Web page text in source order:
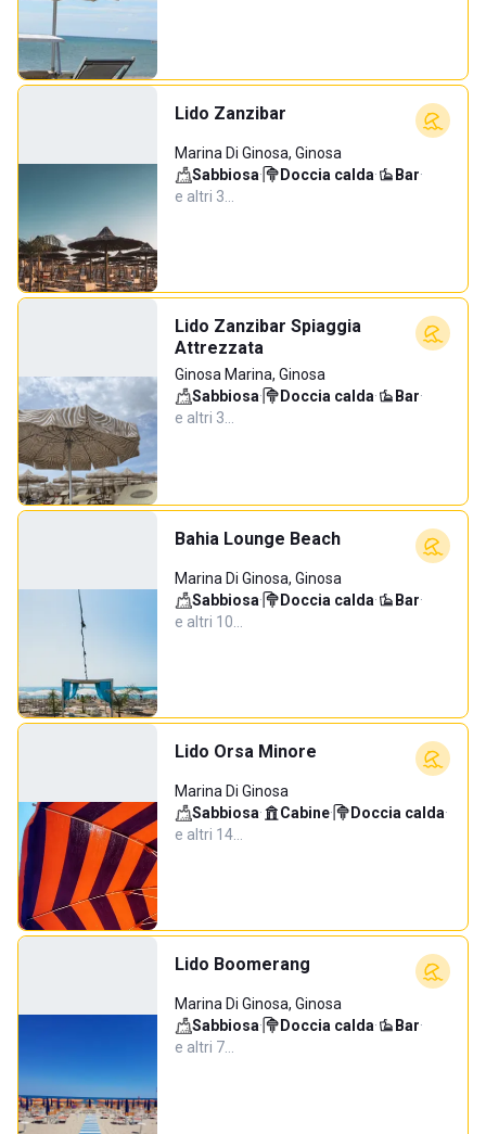
Lido Zanzibar
Marina Di Ginosa, Ginosa
Sabbiosa· Doccia calda· Bar·
e altri 3…
Lido Zanzibar Spiaggia
Attrezzata
Ginosa Marina, Ginosa
Sabbiosa· Doccia calda· Bar·
e altri 3…
Bahia Lounge Beach
Marina Di Ginosa, Ginosa
Sabbiosa· Doccia calda· Bar·
e altri 10…
Lido Orsa Minore
Marina Di Ginosa
Sabbiosa· Cabine· Doccia calda·
e altri 14…
Lido Boomerang
Marina Di Ginosa, Ginosa
Sabbiosa· Doccia calda· Bar·
e altri 7…